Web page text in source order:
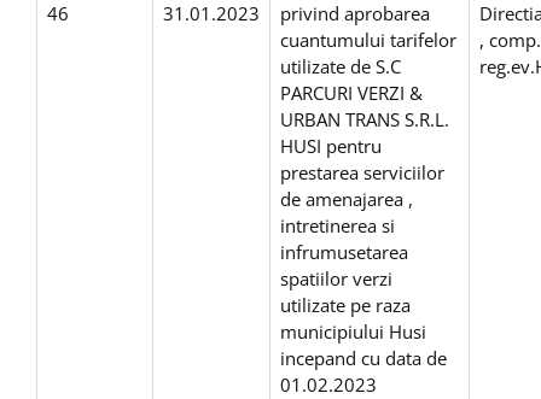
46 31.01.2023
privind aprobarea
cuantumului tarifelor
utilizate de S.C
PARCURI VERZI &
URBAN TRANS S.R.L.
HUSI pentru
prestarea serviciilor
de amenajarea ,
intretinerea si
infrumusetarea
spatiilor verzi
utilizate pe raza
municipiului Husi
incepand cu data de
01.02.2023
,